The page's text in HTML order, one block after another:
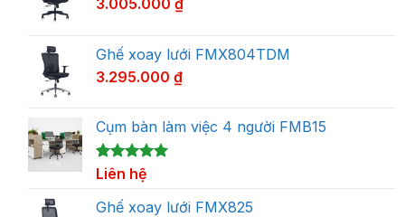
Ghế xoay lưới FMX804TDM
3.295.000 ₫
Cụm bàn làm việc 4 người FMB15
5.00trên 5
dựa trên
1
đánh giá
Liên hệ
Ghế xoay lưới FMX825